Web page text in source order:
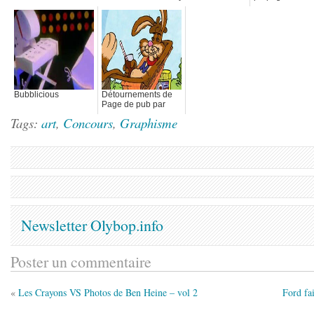
Bubblicious
Détournements de
Page de pub par
Tags: art, Concours, Graphisme
Newsletter Olybop.info
Poster un commentaire
« Les Crayons VS Photos de Ben Heine – vol 2 Ford